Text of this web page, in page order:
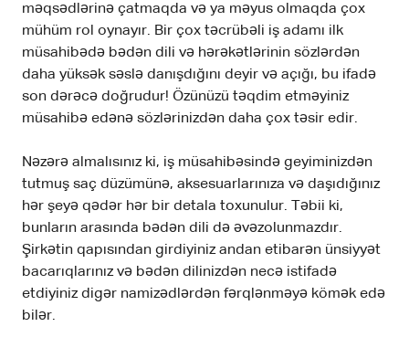
məqsədlərinə çatmaqda və ya məyus olmaqda çox
mühüm rol oynayır. Bir çox təcrübəli iş adamı ilk
müsahibədə bədən dili və hərəkətlərinin sözlərdən
daha yüksək səslə danışdığını deyir və açığı, bu ifadə
son dərəcə doğrudur! Özünüzü təqdim etməyiniz
müsahibə edənə sözlərinizdən daha çox təsir edir.
Nəzərə almalısınız ki, iş müsahibəsində geyiminizdən
tutmuş saç düzümünə, aksesuarlarınıza və daşıdığınız
hər şeyə qədər hər bir detala toxunulur. Təbii ki,
bunların arasında bədən dili də əvəzolunmazdır.
Şirkətin qapısından girdiyiniz andan etibarən ünsiyyət
bacarıqlarınız və bədən dilinizdən necə istifadə
etdiyiniz digər namizədlərdən fərqlənməyə kömək edə
bilər.